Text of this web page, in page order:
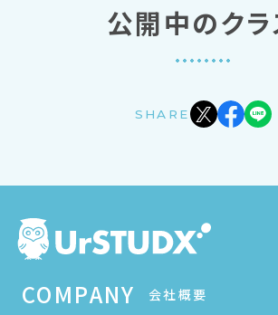
公開中のクラ
SHARE
COMPANY 会社概要